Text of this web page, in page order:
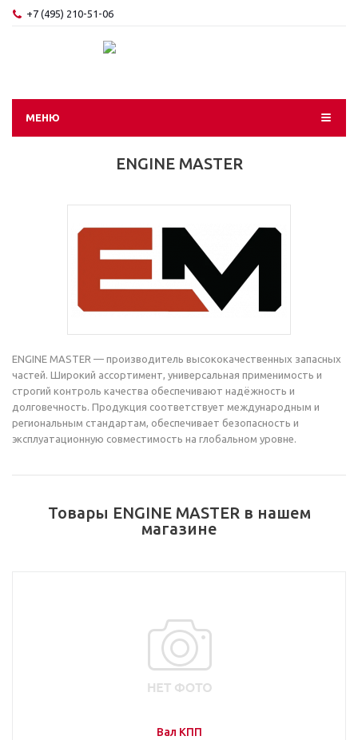
+7 (495) 210-51-06
МЕНЮ
ENGINE MASTER
ENGINE MASTER — производитель высококачественных запасных
частей. Широкий ассортимент, универсальная применимость и
строгий контроль качества обеспечивают надёжность и
долговечность. Продукция соответствует международным и
региональным стандартам, обеспечивает безопасность и
эксплуатационную совместимость на глобальном уровне.
Товары ENGINE MASTER в нашем
магазине
Вал КПП